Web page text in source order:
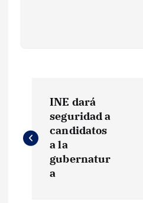
v
INE dará
seguridad a
candidatos
a la
gubernatur
a